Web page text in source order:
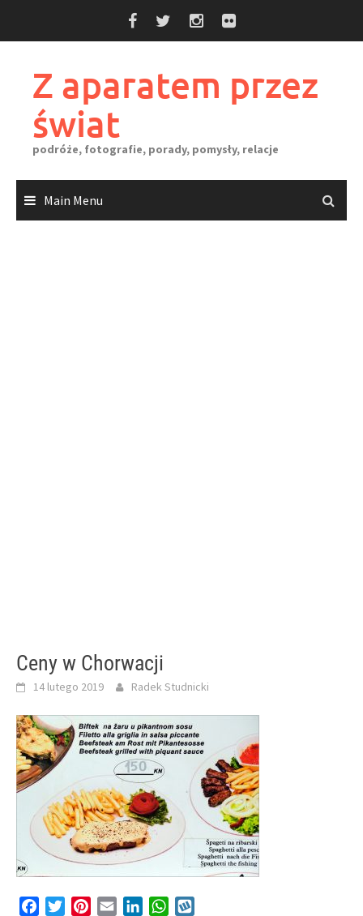
Z aparatem przez
świat
podróże, fotografie, porady, pomysły, relacje
Main Menu
Ceny w Chorwacji
14 lutego 2019 Radek Studnicki
FacebookTwitterPinterest
Email LinkedInWhatsApp